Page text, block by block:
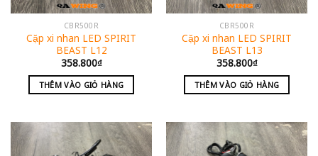
CBR500R
Cặp xi nhan LED SPIRIT
BEAST L12
358.800₫
THÊM VÀO GIỎ HÀNG
CBR500R
Cặp xi nhan LED SPIRIT
BEAST L13
358.800₫
THÊM VÀO GIỎ HÀNG